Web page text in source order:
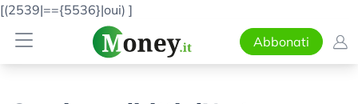
[(2539|=={5536}|oui) ]
Abbonati